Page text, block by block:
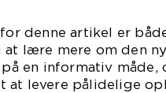
denne artikel er
at lære mere om den
en informativ
at levere pålidelige